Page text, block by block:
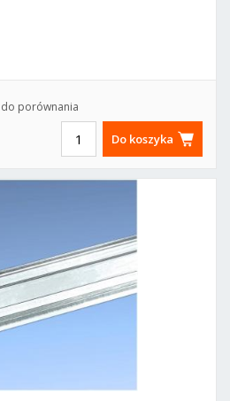
do porównania
Do koszyka